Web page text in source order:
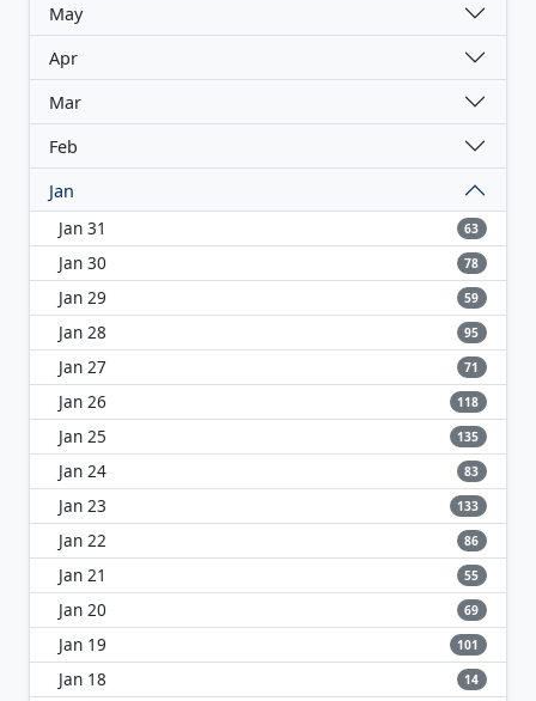
May
Apr
Mar
Feb
Jan
Jan 31
63
Jan 30 78
Jan 29 59
Jan 28 95
Jan 27 71
Jan 26 118
Jan 25 135
Jan 24 83
Jan 23 133
Jan 22 86
Jan 21 55
Jan 20 69
Jan 19 101
Jan 18 14